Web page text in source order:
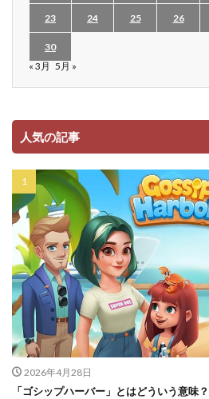
23 24 25 26
30
« 3月 5月 »
人気の記事
2026年4月28日
「ゴシップハーバー」とはどういう意味